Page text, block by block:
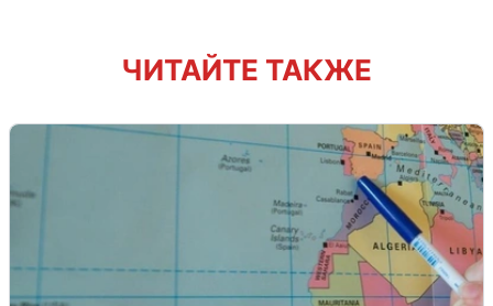
ЧИТАЙТЕ ТАКЖЕ